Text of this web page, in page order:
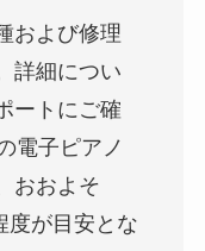
および修理
詳細につい
ートにご確
電子ピアノ
おおよそ
度が目安とな